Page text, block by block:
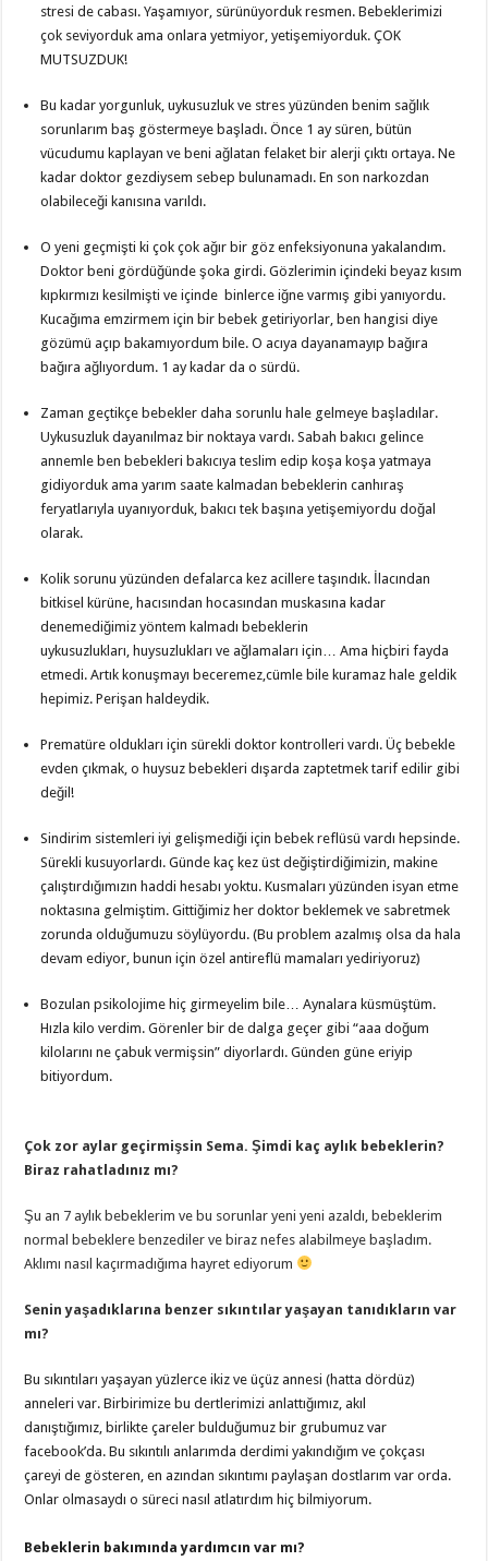
stresi de cabası. Yaşamıyor, sürünüyorduk resmen. Bebeklerimizi
çok seviyorduk ama onlara yetmiyor, yetişemiyorduk. ÇOK
MUTSUZDUK!
Bu kadar yorgunluk, uykusuzluk ve stres yüzünden benim sağlık
sorunlarım baş göstermeye başladı. Önce 1 ay süren, bütün
vücudumu kaplayan ve beni ağlatan felaket bir alerji çıktı ortaya. Ne
kadar doktor gezdiysem sebep bulunamadı. En son narkozdan
olabileceği kanısına varıldı.
O yeni geçmişti ki çok çok ağır bir göz enfeksiyonuna yakalandım.
Doktor beni gördüğünde şoka girdi. Gözlerimin içindeki beyaz kısım
kıpkırmızı kesilmişti ve içinde binlerce iğne varmış gibi yanıyordu.
Kucağıma emzirmem için bir bebek getiriyorlar, ben hangisi diye
gözümü açıp bakamıyordum bile. O acıya dayanamayıp bağıra
bağıra ağlıyordum. 1 ay kadar da o sürdü.
Zaman geçtikçe bebekler daha sorunlu hale gelmeye başladılar.
Uykusuzluk dayanılmaz bir noktaya vardı. Sabah bakıcı gelince
annemle ben bebekleri bakıcıya teslim edip koşa koşa yatmaya
gidiyorduk ama yarım saate kalmadan bebeklerin canhıraş
feryatlarıyla uyanıyorduk, bakıcı tek başına yetişemiyordu doğal
olarak.
Kolik sorunu yüzünden defalarca kez acillere taşındık. İlacından
bitkisel kürüne, hacısından hocasından muskasına kadar
denemediğimiz yöntem kalmadı bebeklerin
uykusuzlukları, huysuzlukları ve ağlamaları için… Ama hiçbiri fayda
etmedi. Artık konuşmayı beceremez,cümle bile kuramaz hale geldik
hepimiz. Perişan haldeydik.
Prematüre oldukları için sürekli doktor kontrolleri vardı. Üç bebekle
evden çıkmak, o huysuz bebekleri dışarda zaptetmek tarif edilir gibi
değil!
Sindirim sistemleri iyi gelişmediği için bebek reflüsü vardı hepsinde.
Sürekli kusuyorlardı. Günde kaç kez üst değiştirdiğimizin, makine
çalıştırdığımızın haddi hesabı yoktu. Kusmaları yüzünden isyan etme
noktasına gelmiştim. Gittiğimiz her doktor beklemek ve sabretmek
zorunda olduğumuzu söylüyordu. (Bu problem azalmış olsa da hala
devam ediyor, bunun için özel antireflü mamaları yediriyoruz)
Bozulan psikolojime hiç girmeyelim bile… Aynalara küsmüştüm.
Hızla kilo verdim. Görenler bir de dalga geçer gibi “aaa doğum
kilolarını ne çabuk vermişsin” diyorlardı. Günden güne eriyip
bitiyordum.
Çok zor aylar geçirmişsin Sema. Şimdi kaç aylık bebeklerin?
Biraz rahatladınız mı?
Şu an 7 aylık bebeklerim ve bu sorunlar yeni yeni azaldı, bebeklerim
normal bebeklere benzediler ve biraz nefes alabilmeye başladım.
Aklımı nasıl kaçırmadığıma hayret ediyorum
Senin yaşadıklarına benzer sıkıntılar yaşayan tanıdıkların var
mı?
Bu sıkıntıları yaşayan yüzlerce ikiz ve üçüz annesi (hatta dördüz)
anneleri var. Birbirimize bu dertlerimizi anlattığımız, akıl
danıştığımız, birlikte çareler bulduğumuz bir grubumuz var
facebook’da. Bu sıkıntılı anlarımda derdimi yakındığım ve çokçası
çareyi de gösteren, en azından sıkıntımı paylaşan dostlarım var orda.
Onlar olmasaydı o süreci nasıl atlatırdım hiç bilmiyorum.
Bebeklerin bakımında yardımcın var mı?